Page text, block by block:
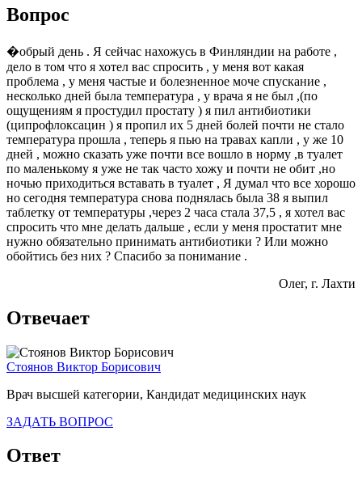
Вопрос
�обрый день . Я сейчас нахожусь в Финляндии на работе ,
дело в том что я хотел вас спросить , у меня вот какая
проблема , у меня частые и болезненное моче спускание ,
несколько дней была температура , у врача я не был ,(по
ощущениям я простудил простату ) я пил антибиотики
(ципрофлоксацин ) я пропил их 5 дней болей почти не стало
температура прошла , теперь я пью на травах капли , у же 10
дней , можно сказать уже почти все вошло в норму ,в туалет
по маленькому я уже не так часто хожу и почти не обит ,но
ночью приходиться вставать в туалет , Я думал что все хорошо
но сегодня температура снова поднялась была 38 я выпил
таблетку от температуры ,через 2 часа стала 37,5 , я хотел вас
спросить что мне делать дальше , если у меня простатит мне
нужно обязательно принимать антибиотики ? Или можно
обойтись без них ? Спасибо за понимание .
Олег, г. Лахти
Отвечает
Стоянов Виктор Борисович
Врач высшей категории, Кандидат медицинских наук
ЗАДАТЬ ВОПРОС
Ответ